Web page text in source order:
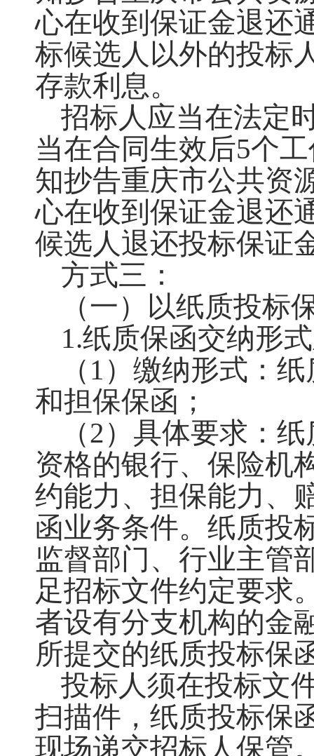
心在收到保证金退还
标候选人以外的投标
存款利息。
招标人应当在法定
当在合同生效后5个
知抄告重庆市公共资
心在收到保证金退还
候选人退还投标保证
方式三 ：
（一） 以纸质投标
1.纸质保函交纳形
（ 1）缴纳形式：
和担保保函；
（2）具体要求：
资格的银行、保险机
约能力、担保能力、
函业务条件。纸质投
监督部门、行业主管
足招标文件约定要求
者设有分支机构的金
所提交的纸质投标保
投标人须在投标文
扫描件，纸质投标保
现场递交招标人保管